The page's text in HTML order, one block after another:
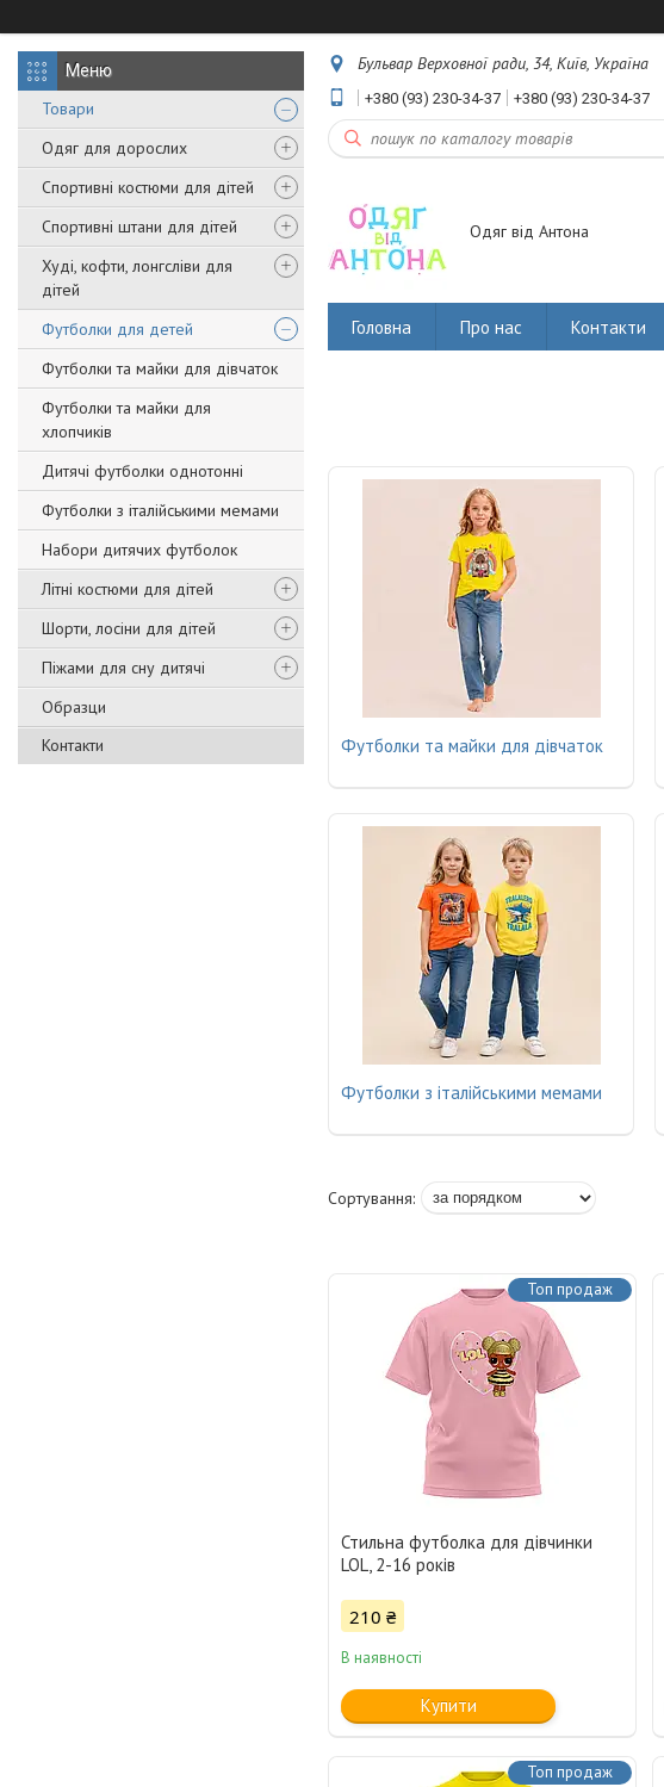
Товари
Одяг для дорослих
Спортивні костюми для дітей
Спортивні штани для дітей
Худі, кофти, лонгсліви для
дітей
Футболки для детей
Футболки та майки для дівчаток
Футболки та майки для
хлопчиків
Дитячі футболки однотонні
Футболки з італійськими мемами
Набори дитячих футболок
Літні костюми для дітей
Шорти, лосіни для дітей
Піжами для сну дитячі
Образци
Контакти
Бульвар Верховної ради, 34, Київ, Україна
+380 (93) 230-34-37 +380 (93) 230-34-37
Одяг від Антона
Головна Про нас Контакти
Футболки та майки для дівчаток
Футболки з італійськими мемами
Топ продаж
Стильна футболка для дівчинки
LOL, 2-16 років
210 ₴
В наявності
Купити
Топ продаж